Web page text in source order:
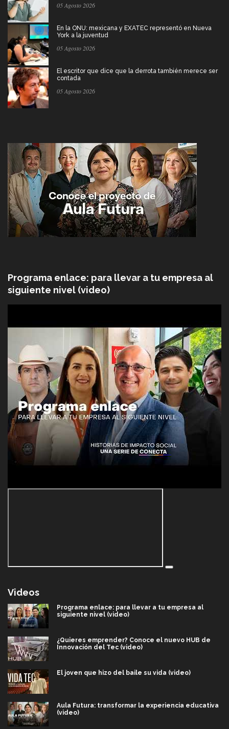
05 Agosto 2026
En la ONU: mexicana y EXATEC representó en Nueva
York a la juventud
05 Agosto 2026
El escritor que dice que la derrota también merece ser
contada
05 Agosto 2026
Programa enlace: para llevar a tu empresa al
siguiente nivel (video)
Videos
Programa enlace: para llevar a tu empresa al
siguiente nivel (video)
¿Quieres emprender? Conoce el nuevo HUB de
Innovación del Tec (video)
El joven que hizo del baile su vida (video)
Aula Futura: transformar la experiencia educativa
(video)